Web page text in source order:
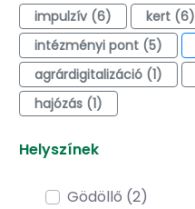
impulzív (6) kert (6)
intézményi pont (5)
agrárdigitalizáció (1)
hajózás (1)
Helyszínek
Gödöllő (2)